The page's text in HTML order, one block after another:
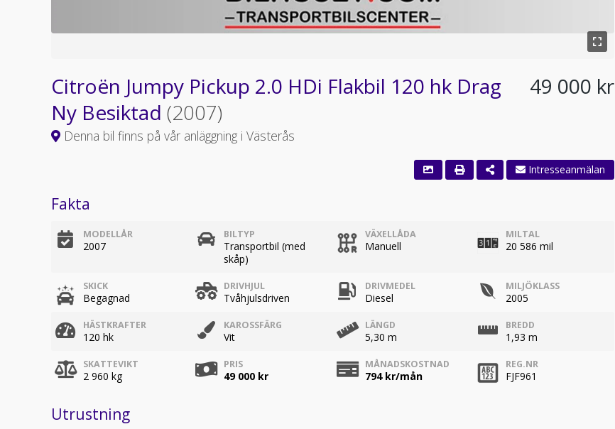
Citroën Jumpy Pickup 2.0 HDi Flakbil 120 hk Drag
Ny Besiktad (2007)
Denna bil finns på vår anläggning i Västerås
49 000 kr
Fakta
MODELLÅR
2007
BILTYP
Transportbil (med
skåp)
VÄXELLÅDA
Manuell
MILTAL
20 586 mil
SKICK
Begagnad
DRIVHJUL
Tvåhjulsdriven
DRIVMEDEL
Diesel
MILJÖKLASS
2005
HÄSTKRAFTER
120 hk
KAROSSFÄRG
Vit
LÄNGD
5,30 m
BREDD
1,93 m
SKATTEVIKT
2 960 kg
PRIS
49 000 kr
MÅNADSKOSTNAD
794kr/mån
REG.NR
FJF961
Utrustning